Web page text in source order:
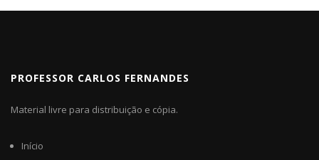
PROFESSOR CARLOS FERNANDES
Material livre para distribuição e cópia.
Início